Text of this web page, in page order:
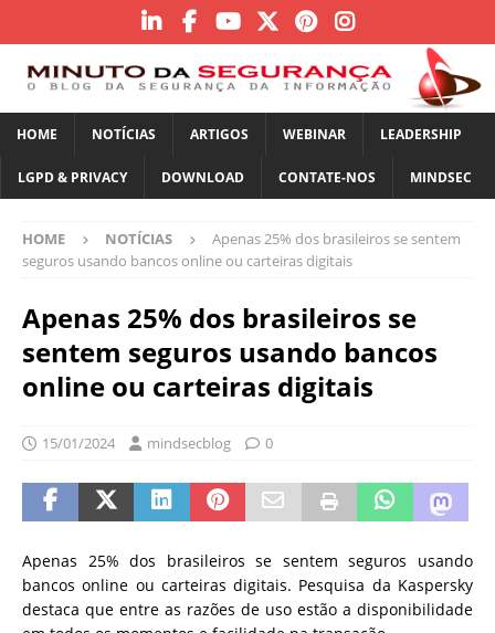
HOME NOTÍCIAS ARTIGOS WEBINAR LEADERSHIP
LGPD & PRIVACY DOWNLOAD CONTATE-NOS MINDSEC
HOME NOTÍCIAS
Apenas 25% dos brasileiros se sentem
seguros usando bancos online ou carteiras digitais
Apenas 25% dos brasileiros se
sentem seguros usando bancos
online ou carteiras digitais
15/01/2024 mindsecblog 0
Apenas 25% dos brasileiros se sentem seguros usando
bancos online ou carteiras digitais. Pesquisa da Kaspersky
destaca que entre as razões de uso estão a disponibilidade